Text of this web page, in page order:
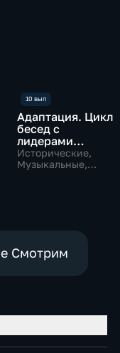
Адаптация. Цикл
бесед c
лидерами
мнений
Исторические,
Музыкальные,
Смотрим